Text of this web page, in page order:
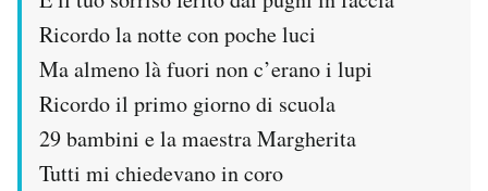
Ricordo la notte con poche luci
Ma almeno là fuori non c’erano i lupi
Ricordo il primo giorno di scuola
29 bambini e la maestra Margherita
Tutti mi chiedevano in coro